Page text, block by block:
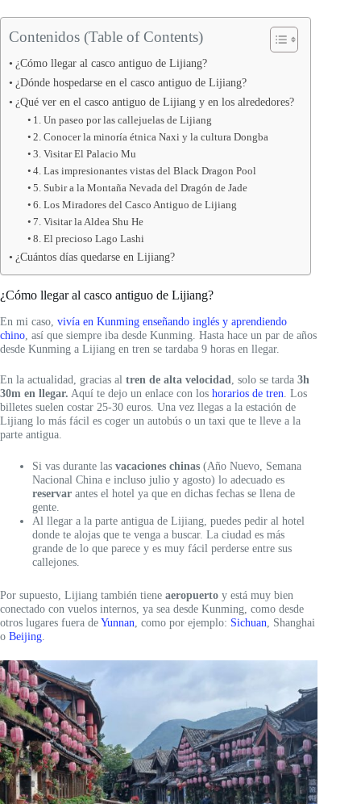
Contenidos (Table of Contents)
¿Cómo llegar al casco antiguo de Lijiang?
¿Dónde hospedarse en el casco antiguo de Lijiang?
¿Qué ver en el casco antiguo de Lijiang y en los alrededores?
1. Un paseo por las callejuelas de Lijiang
2. Conocer la minoría étnica Naxi y la cultura Dongba
3. Visitar El Palacio Mu
4. Las impresionantes vistas del Black Dragon Pool
5. Subir a la Montaña Nevada del Dragón de Jade
6. Los Miradores del Casco Antiguo de Lijiang
7. Visitar la Aldea Shu He
8. El precioso Lago Lashi
¿Cuántos días quedarse en Lijiang?
¿Cómo llegar al casco antiguo de Lijiang?
En mi caso, vivía en Kunming enseñando inglés y aprendiendo
chino , así que siempre iba desde Kunming. Hasta hace un par de años
desde Kunming a Lijiang en tren se tardaba 9 horas en llegar.
En la actualidad, gracias al tren de alta velocidad, solo se tarda 3h
30m en llegar. Aquí te dejo un enlace con los horarios de tren. Los
billetes suelen costar 25-30 euros. Una vez llegas a la estación de
Lijiang lo más fácil es coger un autobús o un taxi que te lleve a la
parte antigua.
Si vas durante las vacaciones chinas (Año Nuevo, Semana
Nacional China e incluso julio y agosto) lo adecuado es
reservar antes el hotel ya que en dichas fechas se llena de
gente.
Al llegar a la parte antigua de Lijiang, puedes pedir al hotel
donde te alojas que te venga a buscar. La ciudad es más
grande de lo que parece y es muy fácil perderse entre sus
callejones.
Por supuesto, Lijiang también tiene aeropuerto y está muy bien
conectado con vuelos internos, ya sea desde Kunming, como desde
otros lugares fuera deYunnan , como por ejemplo: Sichuan , Shanghai
o Beijing